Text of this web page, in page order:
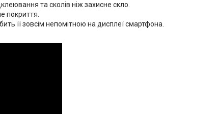
та сколів ніж захисне скло.
покриття.
її зовсім непомітною на дисплеї смартфона.